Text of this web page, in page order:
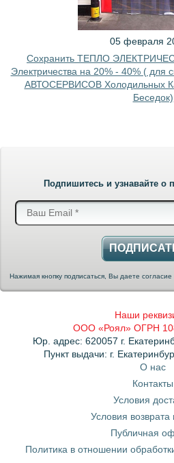
05 февраля
Сохранить ТЕПЛО
Электричества на 20% - 40% ( для
АВТОСЕРВИСОВ Холодильных
Беседок)
Подпишитесь и узнавайте о
Нажимая кнопку подписаться, Вы даете
Наши
ООО «Роял» ОГРН
Юр. адрес: 620057 г.
Пункт выдачи: г.
О нас
Контакты
Условия
Условия
Публичная
Политика в отношении